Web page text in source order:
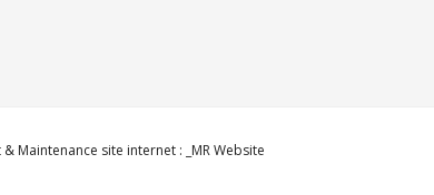
Maintenance site internet : _MR Website